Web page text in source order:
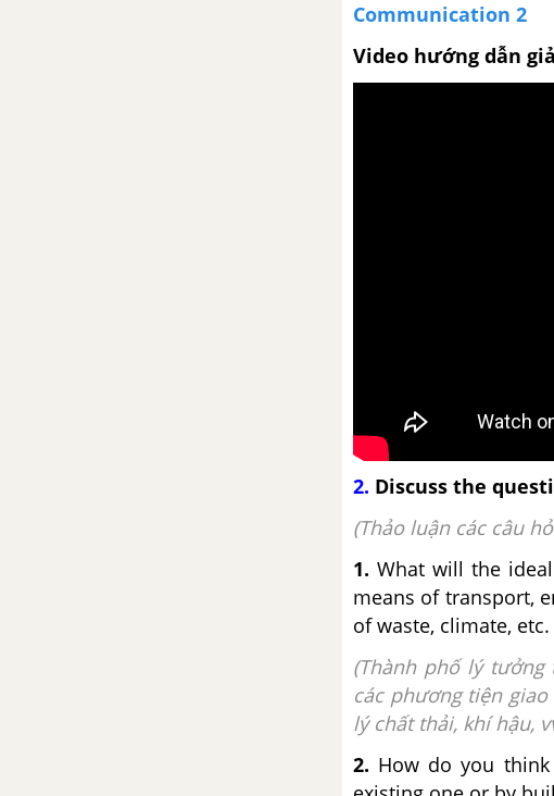
Communication 2
Video hướng dẫn
2. Discuss the
(Thảo luận các câu
1. What will the
means of transport,
of waste, climate, etc.
(Thành phố lý
các phương tiện
lý chất thải, khí hậu,
2. How do you